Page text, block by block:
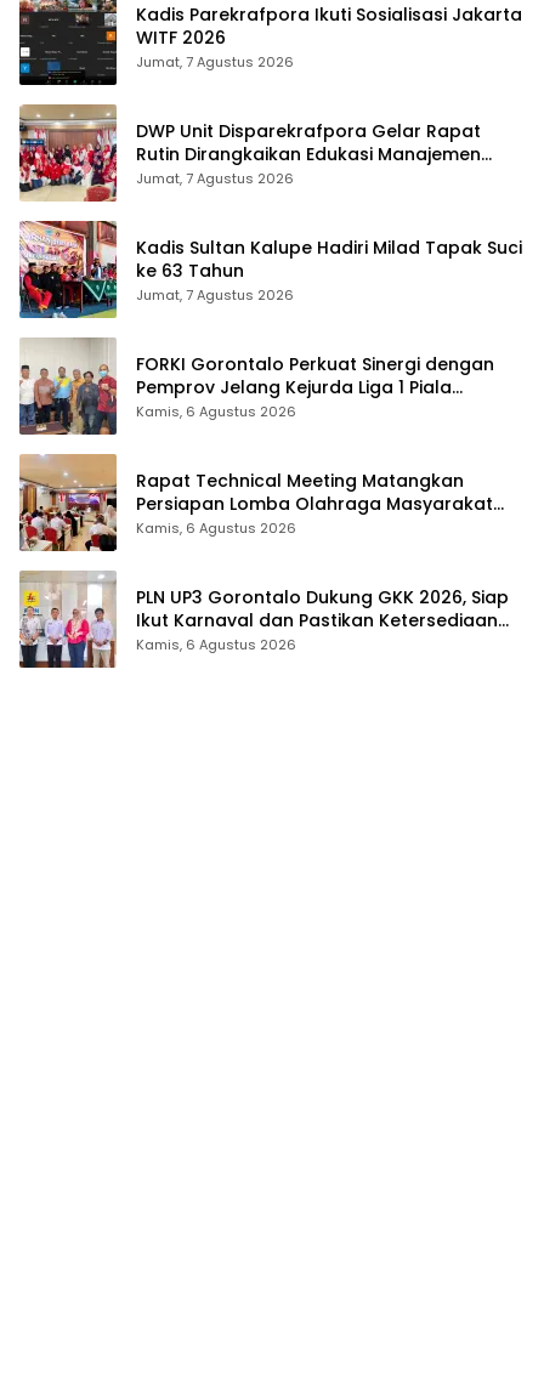
Kadis Parekrafpora Ikuti Sosialisasi Jakarta
WITF 2026
Jumat, 7 Agustus 2026
DWP Unit Disparekrafpora Gelar Rapat
Rutin Dirangkaikan Edukasi Manajemen
Stres
Jumat, 7 Agustus 2026
Kadis Sultan Kalupe Hadiri Milad Tapak Suci
ke 63 Tahun
Jumat, 7 Agustus 2026
FORKI Gorontalo Perkuat Sinergi dengan
Pemprov Jelang Kejurda Liga 1 Piala
Gubernur 2026
Kamis, 6 Agustus 2026
Rapat Technical Meeting Matangkan
Persiapan Lomba Olahraga Masyarakat
Tingkat Provinsi Gorontalo
Kamis, 6 Agustus 2026
PLN UP3 Gorontalo Dukung GKK 2026, Siap
Ikut Karnaval dan Pastikan Ketersediaan
Listrik
Kamis, 6 Agustus 2026